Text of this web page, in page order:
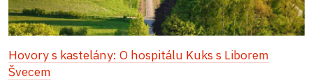
Hovory s kastelány: O hospitálu Kuks s Liborem
Švecem